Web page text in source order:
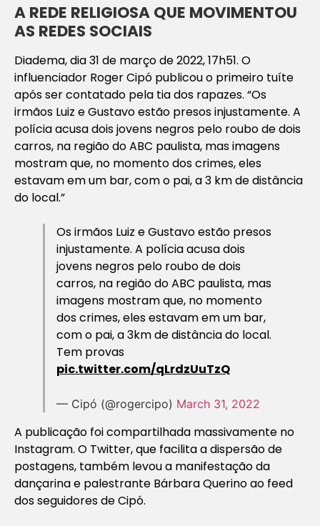
A REDE RELIGIOSA QUE MOVIMENTOU
AS REDES SOCIAIS
Diadema, dia 31 de março de 2022, 17h51. O
influenciador Roger Cipó publicou o primeiro tuíte
após ser contatado pela tia dos rapazes. “Os
irmãos Luiz e Gustavo estão presos injustamente. A
polícia acusa dois jovens negros pelo roubo de dois
carros, na região do ABC paulista, mas imagens
mostram que, no momento dos crimes, eles
estavam em um bar, com o pai, a 3 km de distância
do local.”
Os irmãos Luiz e Gustavo estão presos
injustamente. A polícia acusa dois
jovens negros pelo roubo de dois
carros, na região do ABC paulista, mas
imagens mostram que, no momento
dos crimes, eles estavam em um bar,
com o pai, a 3km de distância do local.
Tem provas
pic.twitter.com/qLrdzUuTzQ
— Cipó (@rogercipo) March 31, 2022
A publicação foi compartilhada massivamente no
Instagram. O Twitter, que facilita a dispersão de
postagens, também levou a manifestação da
dançarina e palestrante Bárbara Querino ao feed
dos seguidores de Cipó.